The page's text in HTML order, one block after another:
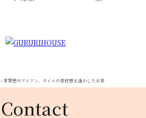
>木質感やアイアン、タイルの素材感を活かしたお家